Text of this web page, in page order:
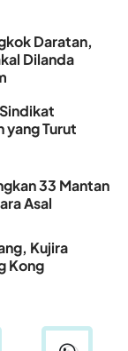
Daratan,
Dilanda
yang Turut
33 Mantan
Asal
Kujira
Kong